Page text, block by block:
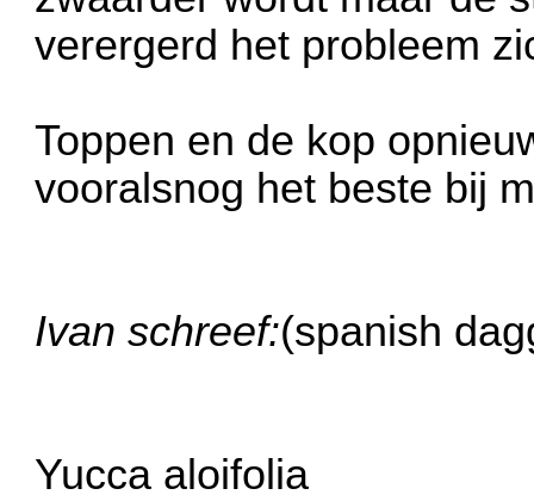
verergerd het probleem
Toppen en de kop
vooralsnog het beste bij
Ivan schreef:(spanish
Yucca aloifolia